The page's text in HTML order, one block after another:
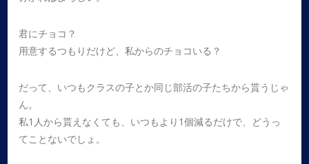
君にチョコ？
用意するつもりだけど、私からのチョコいる？
だって、いつもクラスの子とか同じ部活の子たちから貰うじゃ
ん。
私1人から貰えなくても、いつもより1個減るだけで、どうっ
てことないでしょ。